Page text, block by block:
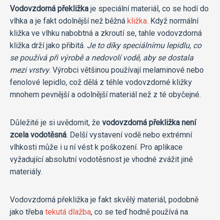
Vodovzdorná překližka je speciální materiál, co se hodí do
vlhka a je fakt odolnější než běžná kližka. Když normální
kližka ve vlhku nabobtná a zkroutí se, tahle vodovzdorná
kližka drží jako přibitá. Je to díky speciálnímu lepidlu, co
se používá při výrobě a nedovolí vodě, aby se dostala
mezi vrstvy. Výrobci většinou používají melaminové nebo
fenolové lepidlo, což dělá z téhle vodovzdorné kližky
mnohem pevnější a odolnější materiál než z té obyčejné.
Důležité je si uvědomit, že vodovzdorná překližka není
zcela vodotěsná. Delší vystavení vodě nebo extrémní
vlhkosti může i u ní vést k poškození. Pro aplikace
vyžadující absolutní vodotěsnost je vhodné zvážit jiné
materiály.
Vodovzdorná překližka je fakt skvělý materiál, podobně
jako třeba tekutá dlažba, co se teď hodně používá na